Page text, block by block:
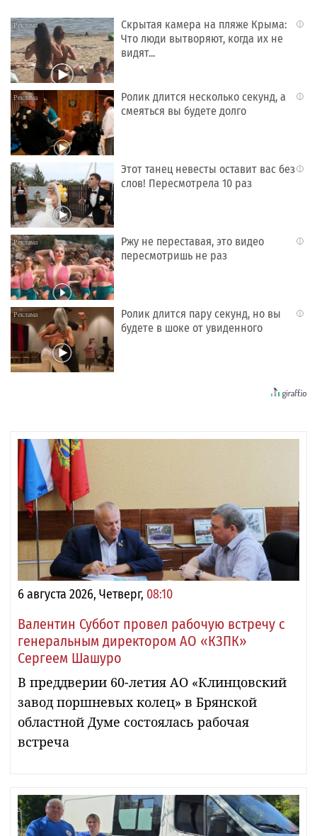
i
Скрытая камера на пляже Крыма:
Что люди вытворяют, когда их не
видят...
i
Ролик длится несколько секунд, а
смеяться вы будете долго
i
Этот танец невесты оставит вас без
слов! Пересмотрела 10 раз
i
Ржу не переставая, это видео
пересмотришь не раз
i
Ролик длится пару секунд, но вы
будете в шоке от увиденного
6 августа 2026, Четверг, 08:10
Валентин Суббот провел рабочую встречу с
генеральным директором АО «КЗПК»
Сергеем Шашуро
В преддверии 60-летия АО «Клинцовский
завод поршневых колец» в Брянской
областной Думе состоялась рабочая
встреча